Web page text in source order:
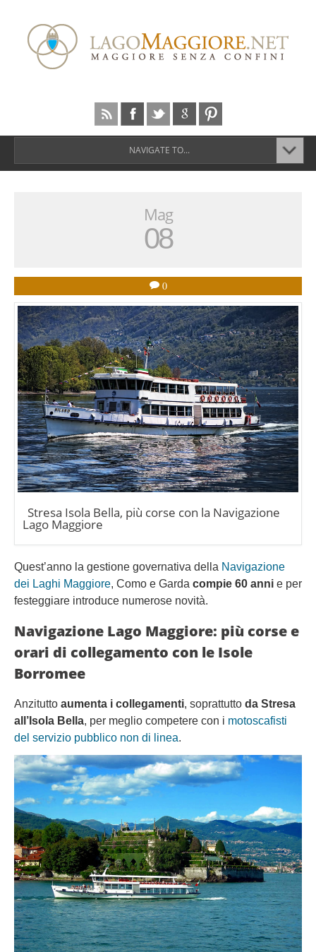
NAVIGATE TO...
Mag
08
0
Stresa Isola Bella, più corse con la Navigazione
Lago Maggiore
Quest’anno la gestione governativa della Navigazione
dei Laghi Maggiore, Como e Garda compie 60 anni e per
festeggiare introduce numerose novità.
Navigazione Lago Maggiore: più corse e
orari di collegamento con le Isole
Borromee
Anzitutto aumenta i collegamenti, soprattutto da Stresa
all’Isola Bella, per meglio competere con i motoscafisti
del servizio pubblico non di linea.